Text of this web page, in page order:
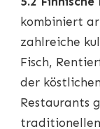
kombiniert
zahlreiche
Fisch,
der
Restaurants